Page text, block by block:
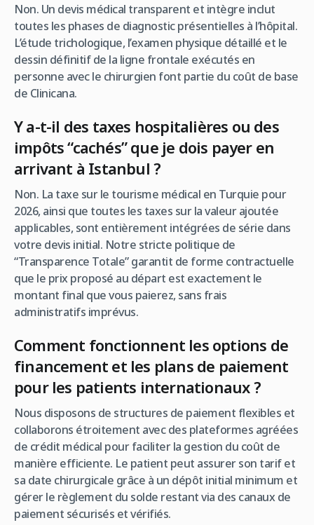
Non. Un devis médical transparent et intègre inclut
toutes les phases de diagnostic présentielles à l’hôpital.
L’étude trichologique, l’examen physique détaillé et le
dessin définitif de la ligne frontale exécutés en
personne avec le chirurgien font partie du coût de base
de Clinicana.
Y a-t-il des taxes hospitalières ou des
impôts “cachés” que je dois payer en
arrivant à Istanbul ?
Non. La taxe sur le tourisme médical en Turquie pour
2026, ainsi que toutes les taxes sur la valeur ajoutée
applicables, sont entièrement intégrées de série dans
votre devis initial. Notre stricte politique de
“Transparence Totale” garantit de forme contractuelle
que le prix proposé au départ est exactement le
montant final que vous paierez, sans frais
administratifs imprévus.
Comment fonctionnent les options de
financement et les plans de paiement
pour les patients internationaux ?
Nous disposons de structures de paiement flexibles et
collaborons étroitement avec des plateformes agréées
de crédit médical pour faciliter la gestion du coût de
manière efficiente. Le patient peut assurer son tarif et
sa date chirurgicale grâce à un dépôt initial minimum et
gérer le règlement du solde restant via des canaux de
paiement sécurisés et vérifiés.